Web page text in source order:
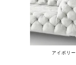
アイボリー